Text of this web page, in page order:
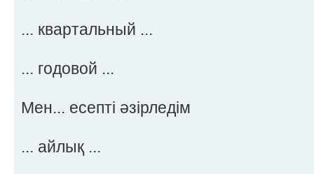
... квартальный ...
... годовой ...
Мен... есепті әзірледім
... айлық ...